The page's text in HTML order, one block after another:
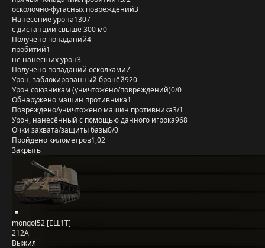
осколочно-фугасных повреждений3
Нанесение урона1307
с дистанции свыше 300 м0
Получено попаданий4
пробитий1
не нанёсших урон3
Получено попаданий осколками7
Урон, заблокированный бронёй920
Урон союзникам (уничтожено/повреждений)0/0
Обнаружено машин противника1
Повреждено/уничтожено машин противника3/1
Урон, нанесённый с помощью данного игрока968
Очки захвата/защиты базы0/0
Пройдено километров1,02
Закрыть
mongol52 [ELL1T]
212А
Выжил